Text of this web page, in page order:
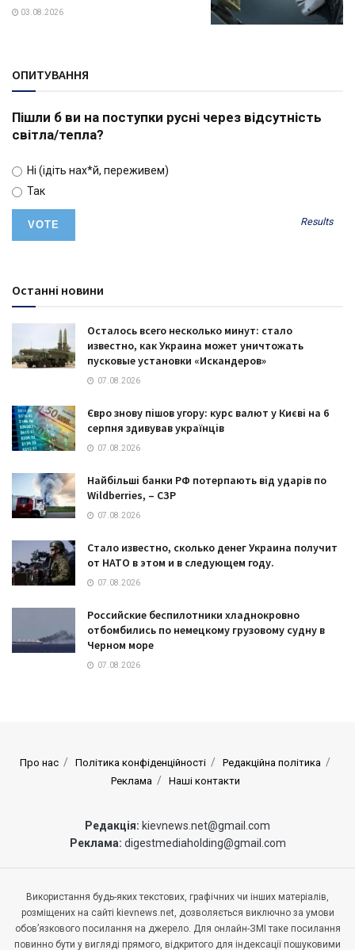
03.08.2026
ОПИТУВАННЯ
Пішли б ви на поступки русні через відсутність
світла/тепла?
Ні (ідіть нах*й, переживем)
Так
Results
Останні новини
Осталось всего несколько минут: стало
известно, как Украина может уничтожать
пусковые установки «Искандеров»
07.08.2026
Євро знову пішов угору: курс валют у Києві на 6
серпня здивував українців
07.08.2026
Найбільші банки РФ потерпають від ударів по
Wildberries, – СЗР
07.08.2026
Стало известно, сколько денег Украина получит
от НАТО в этом и в следующем году.
07.08.2026
Российские беспилотники хладнокровно
отбомбились по немецкому грузовому судну в
Черном море
07.08.2026
Про нас Політика конфіденційності
Редакційна політика
Реклама
Наші контакти
Редакція: kievnews.net@gmail.com
Реклама: digestmediaholding@gmail.com
Використання будь-яких текстових, графічних чи інших матеріалів,
розміщених на сайті kievnews.net, дозволяється виключно за умови
обов’язкового посилання на джерело. Для онлайн-ЗМІ таке посилання
повинно бути у вигляді прямого, відкритого для індексації пошуковими